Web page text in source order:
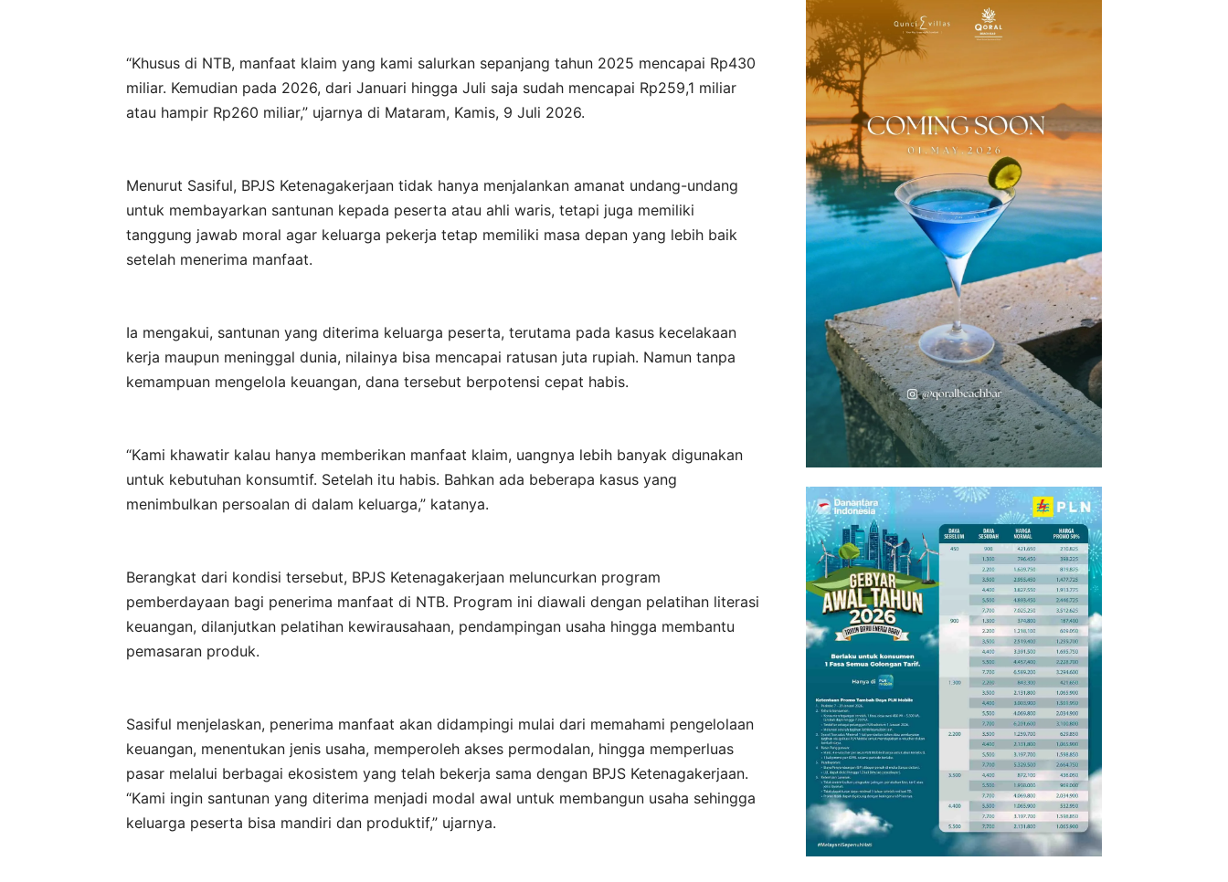
“Khusus di NTB, manfaat klaim yang kami salurkan sepanjang tahun 2025 mencapai Rp430
miliar. Kemudian pada 2026, dari Januari hingga Juli saja sudah mencapai Rp259,1 miliar
atau hampir Rp260 miliar,” ujarnya di Mataram, Kamis, 9 Juli 2026.
Menurut Sasiful, BPJS Ketenagakerjaan tidak hanya menjalankan amanat undang-undang
untuk membayarkan santunan kepada peserta atau ahli waris, tetapi juga memiliki
tanggung jawab moral agar keluarga pekerja tetap memiliki masa depan yang lebih baik
setelah menerima manfaat.
Ia mengakui, santunan yang diterima keluarga peserta, terutama pada kasus kecelakaan
kerja maupun meninggal dunia, nilainya bisa mencapai ratusan juta rupiah. Namun tanpa
kemampuan mengelola keuangan, dana tersebut berpotensi cepat habis.
“Kami khawatir kalau hanya memberikan manfaat klaim, uangnya lebih banyak digunakan
untuk kebutuhan konsumtif. Setelah itu habis. Bahkan ada beberapa kasus yang
menimbulkan persoalan di dalam keluarga,” katanya.
Berangkat dari kondisi tersebut, BPJS Ketenagakerjaan meluncurkan program
pemberdayaan bagi penerima manfaat di NTB. Program ini diawali dengan pelatihan literasi
keuangan, dilanjutkan pelatihan kewirausahaan, pendampingan usaha hingga membantu
pemasaran produk.
Sasiful menjelaskan, penerima manfaat akan didampingi mulai dari memahami pengelolaan
keuangan, menentukan jenis usaha, memperoleh akses permodalan, hingga memperluas
pasar melalui berbagai ekosistem yang telah bekerja sama dengan BPJS Ketenagakerjaan.
“Kami ingin santunan yang diterima menjadi modal awal untuk membangun usaha sehingga
keluarga peserta bisa mandiri dan produktif,” ujarnya.